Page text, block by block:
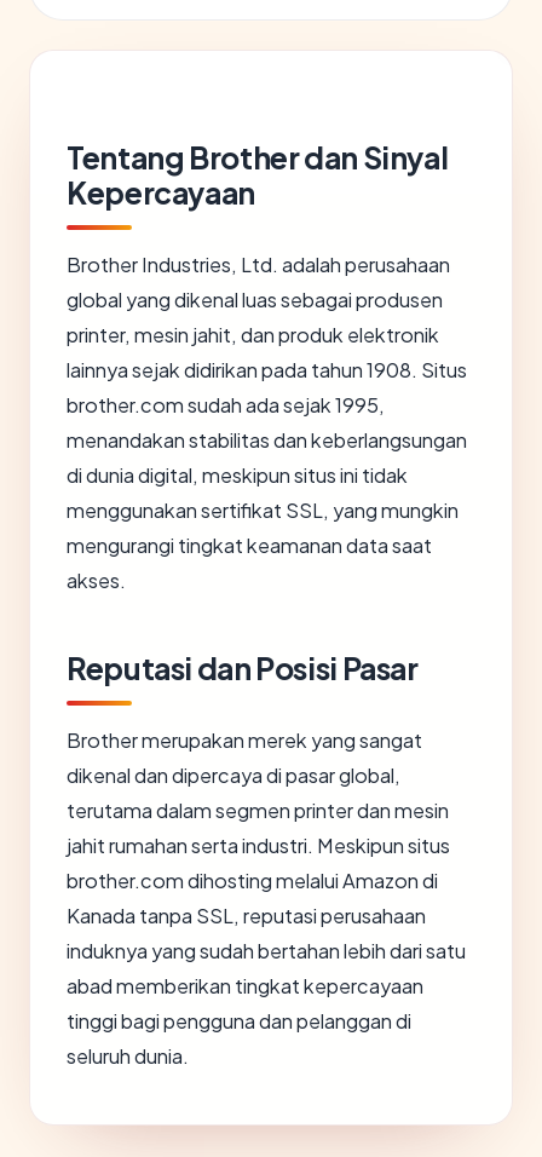
Tentang Brother dan Sinyal
Kepercayaan
Brother Industries, Ltd. adalah perusahaan
global yang dikenal luas sebagai produsen
printer, mesin jahit, dan produk elektronik
lainnya sejak didirikan pada tahun 1908. Situs
brother.com sudah ada sejak 1995,
menandakan stabilitas dan keberlangsungan
di dunia digital, meskipun situs ini tidak
menggunakan sertifikat SSL, yang mungkin
mengurangi tingkat keamanan data saat
akses.
Reputasi dan Posisi Pasar
Brother merupakan merek yang sangat
dikenal dan dipercaya di pasar global,
terutama dalam segmen printer dan mesin
jahit rumahan serta industri. Meskipun situs
brother.com dihosting melalui Amazon di
Kanada tanpa SSL, reputasi perusahaan
induknya yang sudah bertahan lebih dari satu
abad memberikan tingkat kepercayaan
tinggi bagi pengguna dan pelanggan di
seluruh dunia.